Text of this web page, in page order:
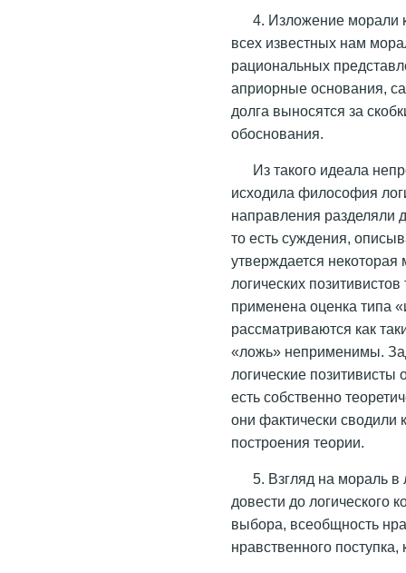
4. Изложение морали
всех известных нам
рациональных
априорные основания,
долга выносятся за
обоснования.
Из такого идеала
исходила философия
направления разделяли
то есть суждения,
утверждается некоторая
логических
применена оценка типа
рассматриваются как
«ложь» неприменимы.
логические позитивисты
есть собственно
они фактически сводили
построения теории.
5. Взгляд на мораль
довести до логического
выбора, всеобщность
нравственного